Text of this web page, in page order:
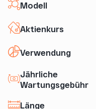
Modell
Aktienkurs
Verwendung
Jährliche
Wartungsgebühr
Länge